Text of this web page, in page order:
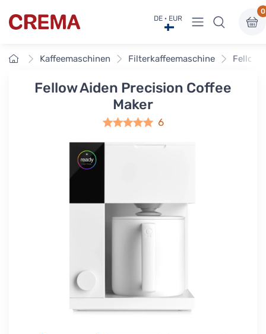
Crema DE · EUR Menü anzeigen
0
Startseite
Kaffeemaschinen Filterkaffeemaschine Fellow
Fellow Aiden Precision Coffee
Maker
6